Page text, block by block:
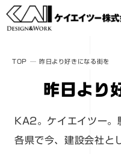
TOP 昨日より好きになる街を
昨日より
KA2。ケイエイツー。
各県で今、建設会社と